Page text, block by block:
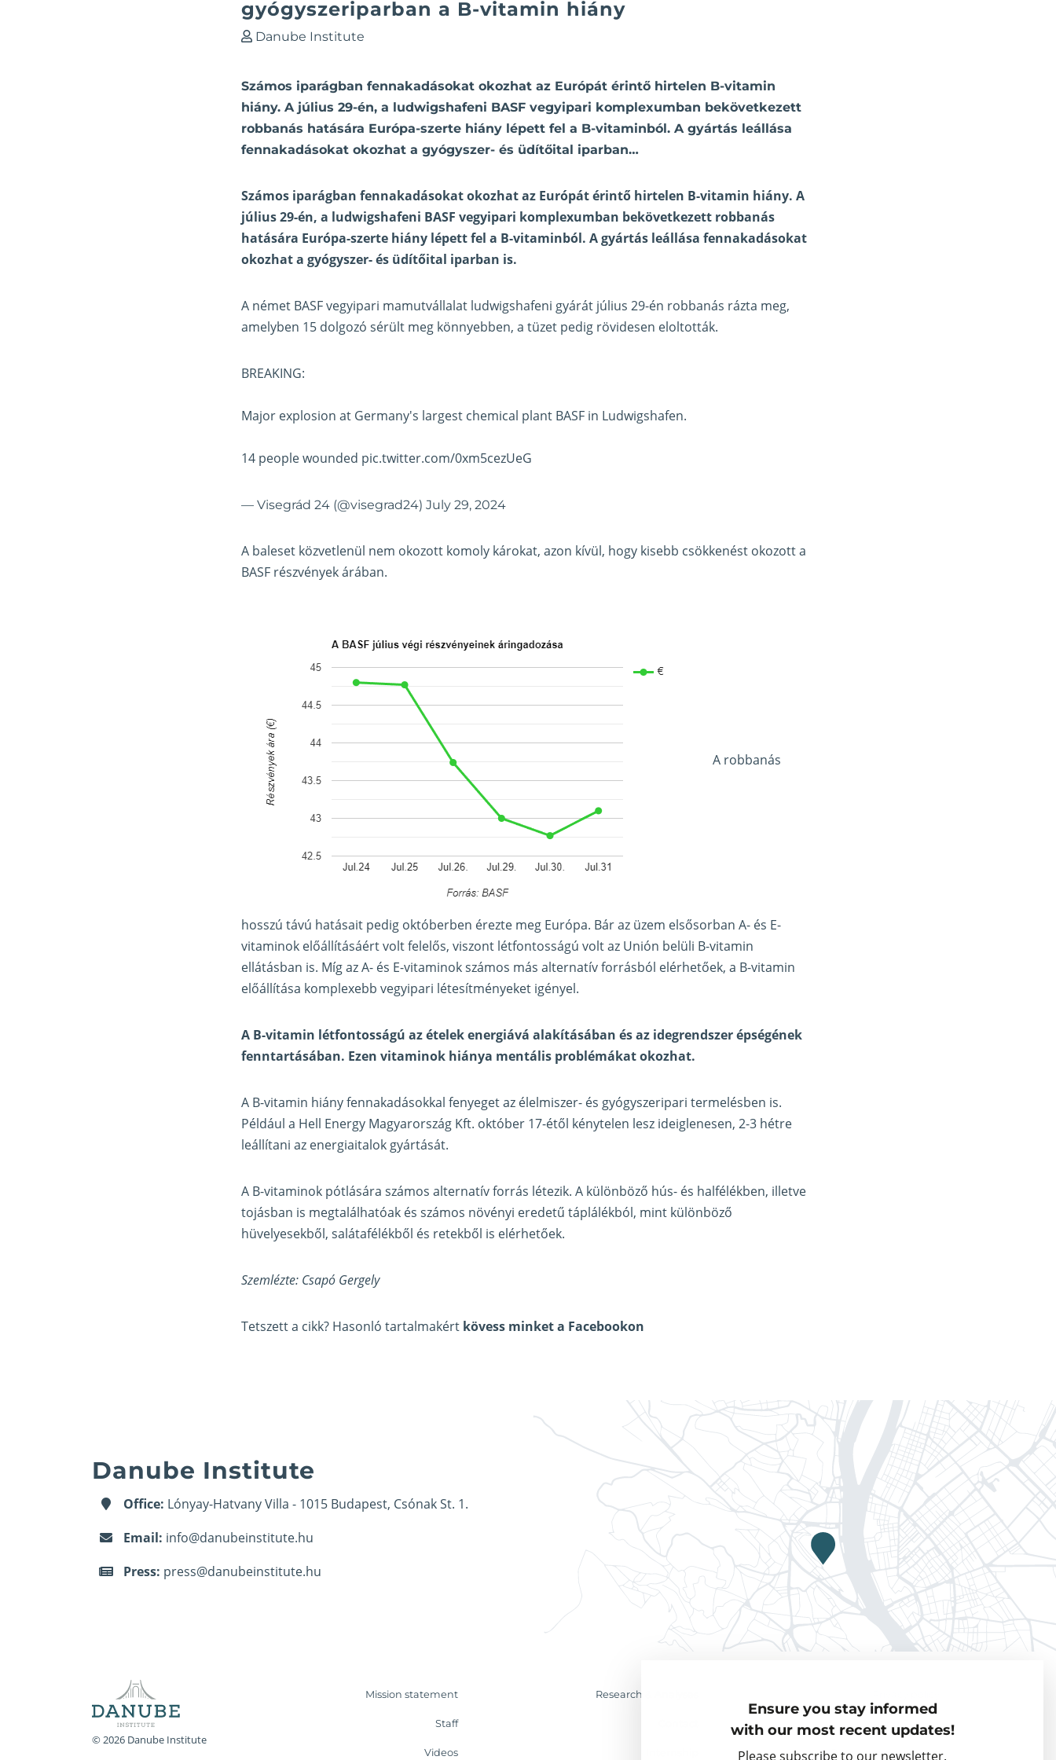
Ensure you stay informed
with our most recent updates!
Please subscribe to our newsletter.
gyógyszeriparban a B-vitamin hiány
Danube Institute
Számos iparágban fennakadásokat okozhat az Európát érintő hirtelen B-vitamin
hiány. A július 29-én, a ludwigshafeni BASF vegyipari komplexumban bekövetkezett
robbanás hatására Európa-szerte hiány lépett fel a B-vitaminból. A gyártás leállása
fennakadásokat okozhat a gyógyszer- és üdítőital iparban…
Számos iparágban fennakadásokat okozhat az Európát érintő hirtelen B-vitamin hiány. A
július 29-én, a ludwigshafeni BASF vegyipari komplexumban bekövetkezett robbanás
hatására Európa-szerte hiány lépett fel a B-vitaminból. A gyártás leállása fennakadásokat
okozhat a gyógyszer- és üdítőital iparban is.
A német BASF vegyipari mamutvállalat ludwigshafeni gyárát július 29-én robbanás rázta meg,
amelyben 15 dolgozó sérült meg könnyebben, a tüzet pedig rövidesen eloltották.
BREAKING:
Major explosion at Germany's largest chemical plant BASF in Ludwigshafen.
14 people wounded pic.twitter.com/0xm5cezUeG
— Visegrád 24 (@visegrad24) July 29, 2024
A baleset közvetlenül nem okozott komoly károkat, azon kívül, hogy kisebb csökkenést okozott a
BASF részvények árában.
A robbanás
hosszú távú hatásait pedig októberben érezte meg Európa. Bár az üzem elsősorban A- és E-
vitaminok előállításáért volt felelős, viszont létfontosságú volt az Unión belüli B-vitamin
ellátásban is. Míg az A- és E-vitaminok számos más alternatív forrásból elérhetőek, a B-vitamin
előállítása komplexebb vegyipari létesítményeket igényel.
A B-vitamin létfontosságú az ételek energiává alakításában és az idegrendszer épségének
fenntartásában. Ezen vitaminok hiánya mentális problémákat okozhat.
A B-vitamin hiány fennakadásokkal fenyeget az élelmiszer- és gyógyszeripari termelésben is.
Például a Hell Energy Magyarország Kft. október 17-étől kénytelen lesz ideiglenesen, 2-3 hétre
leállítani az energiaitalok gyártását.
A B-vitaminok pótlására számos alternatív forrás létezik. A különböző hús- és halfélékben, illetve
tojásban is megtalálhatóak és számos növényi eredetű táplálékból, mint különböző
hüvelyesekből, salátafélékből és retekből is elérhetőek.
Szemlézte: Csapó Gergely
Tetszett a cikk? Hasonló tartalmakért kövess minket a Facebookon
Danube Institute
Office: Lónyay-Hatvany Villa - 1015 Budapest, Csónak St. 1.
Email: info@danubeinstitute.hu
Press: press@danubeinstitute.hu
© 2026 Danube Institute
Mission statement Research & Analyses
Staff Visiting Fellows
Videos Partner organisations